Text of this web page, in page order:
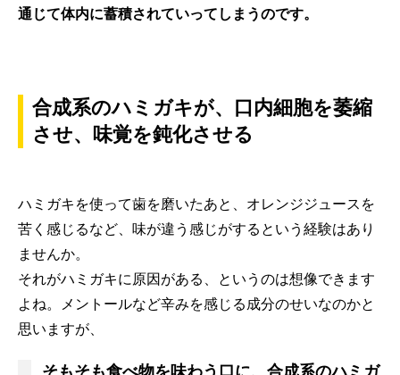
通じて体内に蓄積されていってしまうのです。
合成系のハミガキが、口内細胞を萎縮
させ、味覚を鈍化させる
ハミガキを使って歯を磨いたあと、オレンジジュースを
苦く感じるなど、味が違う感じがするという経験はあり
ませんか。
それがハミガキに原因がある、というのは想像できます
よね。メントールなど辛みを感じる成分のせいなのかと
思いますが、
そもそも食べ物を味わう口に、合成系のハミガ